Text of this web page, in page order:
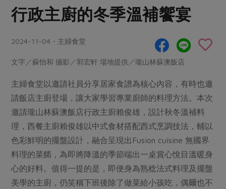
豆製品 米麵雜糧
肉品・水產
畜產肉類 水產
水畜加工品
調理食材・點心
調味醬料/南北貨 烘焙
休閒零嘴 沖泡飲品
保健食品
常備菜
蛋料理
料理方式
烘焙．點心
醬料
湯品．鍋物
漬物
涼拌沙拉
更多預購活動
合作25-經典快閃最後一週
合作25-精選產品第四彈
更多當季產品
議題活動
主婦聯盟X樂齡網特約優惠案
社內大小事 合作聯合國
樂齡生活
廚房瑜伽
關注議題
減硝酸鹽 惜食
非基改運動 支持本土農糧
減添加物 減塑減廢
公益金 食農教育
關於我們
產品檢驗
自主把關
檢驗報告
硝酸鹽檢驗
社員權益
行政主廚的冬季溫補饗宴
2024-11-04・主婦食堂
文字／蘇怡和 攝影／郭宏軒 場地提供／瓏山林蘇澳飯店
主婦食堂以邀請社員分享居家食譜為核心內容，有時也邀
請飯店主廚登場，讓大家學習專業廚師的料理方法。本次
邀請瓏山林蘇澳飯店行政主廚賴俊雄，設計秋冬溫補料
理，西餐主廚賴俊雄以中式食材搭配西式烹調技法，輔以
色彩鮮明的擺盤設計，融合呈現出Fusion cuisine 無國界
料理的菜餚，為即將降溫的季節端出一桌賞心悅目溫暖身
心的好料。值得一提的是，即便身為熟稔法式料理及擺盤
美學的主廚，仍笑稱下班後除了做菜給小孩吃，偶爾也不